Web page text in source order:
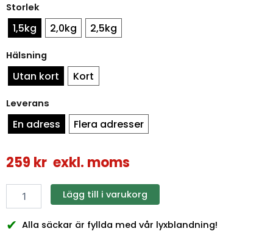
Storlek
1,5kg 2,0kg 2,5kg
Hälsning
Utan kort Kort
Leverans
En adress Flera adresser
259 kr exkl. moms
glad
påsk
mängd
Lägg till i varukorg
✔ Alla säckar är fyllda med vår lyxblandning!